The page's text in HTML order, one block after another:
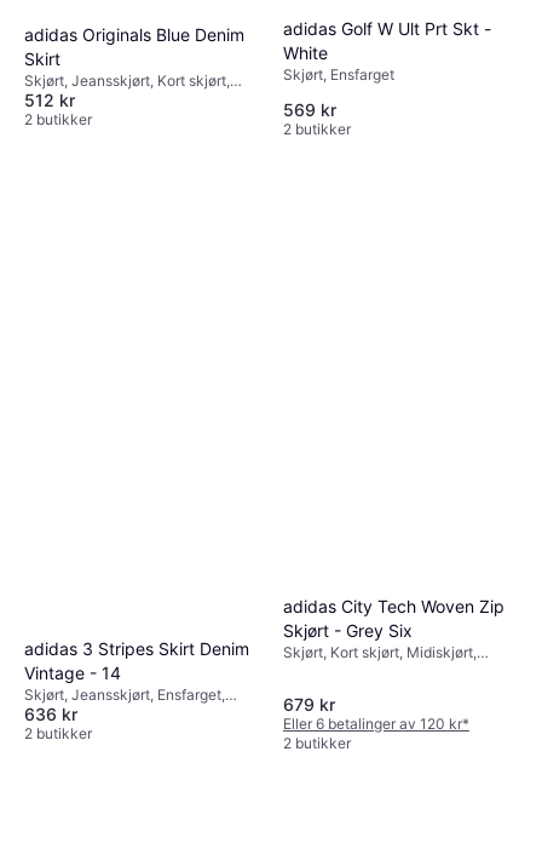
adidas Originals Blue Denim
Skirt
Skjørt, Jeansskjørt, Kort skjørt,
Ensfarget, Materialer: Denim /
Jeansstoff, Bomull
512 kr
2 butikker
adidas Golf W Ult Prt Skt -
White
Skjørt, Ensfarget
569 kr
2 butikker
adidas 3 Stripes Skirt Denim
Vintage - 14
Skjørt, Jeansskjørt, Ensfarget,
Materialer: Denim / Jeansstoff,
Bomull, Lommer, Slitesterkt,
636 kr
2 butikker
adidas City Tech Woven Zip
Skjørt - Grey Six
Skjørt, Kort skjørt, Midiskjørt,
Polyester, Stretch, Justerbar,
Lommer, Pustende, Slitesterkt
679 kr
Eller 6 betalinger av 120 kr*
2 butikker